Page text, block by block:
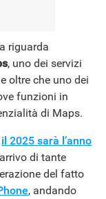
riguarda
, uno dei servizi
oltre che uno dei
funzioni in
di Maps.
il 2025 sarà l’anno
di tante
del fatto
, andando